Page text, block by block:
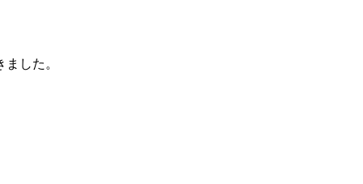
した。